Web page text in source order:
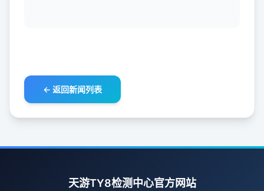
← 返回新闻列表
天游TY8检测中心官方网站